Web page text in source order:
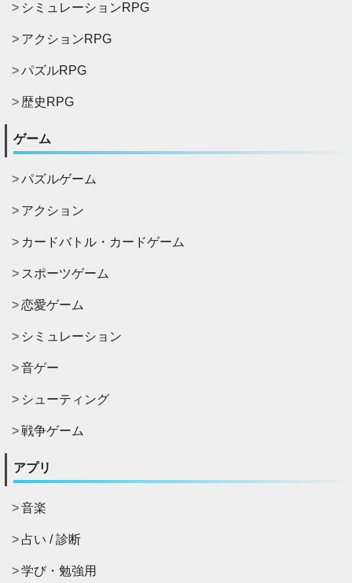
シミュレーションRPG
アクションRPG
パズルRPG
歴史RPG
ゲーム
パズルゲーム
アクション
カードバトル・カードゲーム
スポーツゲーム
恋愛ゲーム
シミュレーション
音ゲー
シューティング
戦争ゲーム
アプリ
音楽
占い / 診断
学び・勉強用